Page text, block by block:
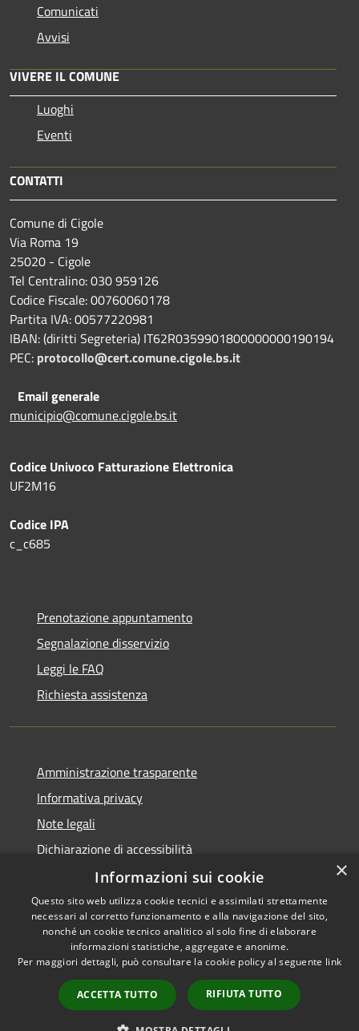
Comunicati
Avvisi
VIVERE IL COMUNE
Luoghi
Eventi
CONTATTI
Comune di Cigole
Via Roma 19
25020 - Cigole
Tel Centralino: 030 959126
Codice Fiscale: 00760060178
Partita IVA: 00577220981
IBAN: (diritti Segreteria) IT62R0359901800000000190194
PEC: protocollo@cert.comune.cigole.bs.it
Email generale
municipio@comune.cigole.bs.it
Codice Univoco Fatturazione Elettronica
UF2M16
Codice IPA
c_c685
Prenotazione appuntamento
Segnalazione disservizio
Leggi le FAQ
Richiesta assistenza
Amministrazione trasparente
Informativa privacy
Note legali
Dichiarazione di accessibilità
Accessibilità
Privacy
Mappa del sito
Copyright © 2026 • Comune di
Cigole • Powered by
Municipium•Accesso
redazione
×
Informazioni sui cookie
Questo sito web utilizza cookie tecnici e assimilati strettamente
necessari al corretto funzionamento e alla navigazione del sito,
nonché un cookie tecnico analitico al solo fine di elaborare
informazioni statistiche, aggregate e anonime.
Per maggiori dettagli, può consultare la cookie policy al seguente link
ACCETTA TUTTO RIFIUTA TUTTO